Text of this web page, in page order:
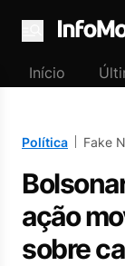
Menu
Início
Política Fake
ação
sobre